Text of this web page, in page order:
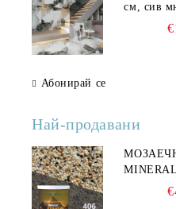
см, сив
Абонирай се
Най-продавани
КАМЪК